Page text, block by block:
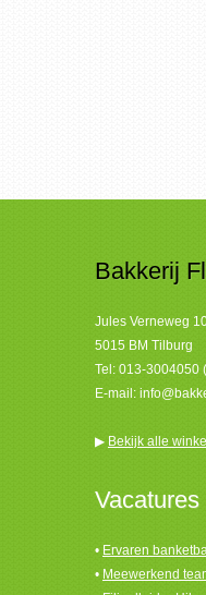
Bakkerij
Jules Verneweg
5015 BM Tilburg
Tel: 013-3004050
E-mail:
▶ Bekijk alle
Vacatures
• Ervaren
• Meewerkend